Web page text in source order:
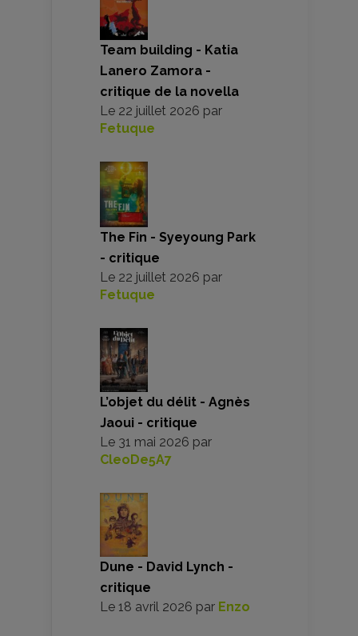
Team building - Katia
Lanero Zamora -
critique de la novella
Le 22 juillet 2026 par
Fetuque
The Fin - Syeyoung Park
- critique
Le 22 juillet 2026 par
Fetuque
L’objet du délit - Agnès
Jaoui - critique
Le 31 mai 2026 par
CleoDe5A7
Dune - David Lynch -
critique
Le 18 avril 2026 par Enzo